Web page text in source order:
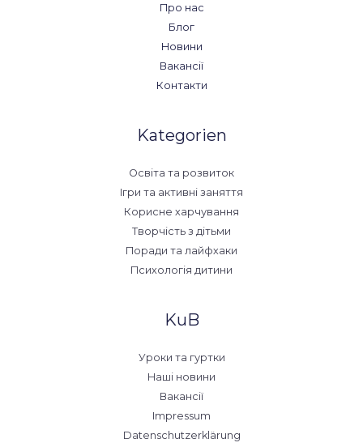
Про нас
Блог
Новини
Вакансії
Контакти
Kategorien
Освіта та розвиток
Ігри та активні заняття
Корисне харчування
Творчість з дітьми
Поради та лайфхаки
Психологія дитини
KuB
Уроки та гуртки
Наші новини
Вакансії
Impressum
Datenschutzerklärung